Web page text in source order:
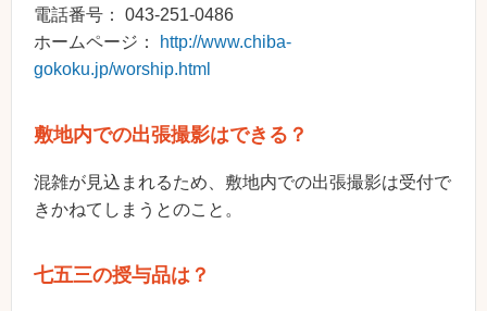
電話番号： 043-251-0486
ホームページ：
http://www.chiba-
gokoku.jp/worship.html
敷地内での出張撮影はできる？
混雑が見込まれるため、敷地内での出張撮影は受付で
きかねてしまうとのこと。
七五三の授与品は？